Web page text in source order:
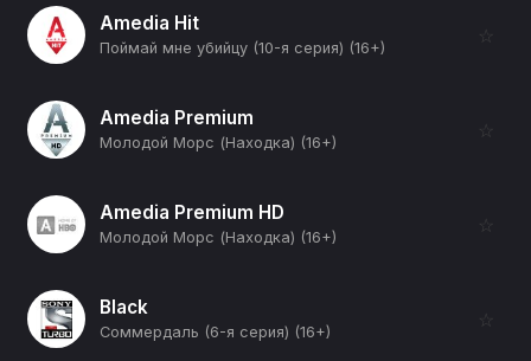
Amedia Hit
Поймай мне убийцу (10-я серия) (16+)
☆
Amedia Premium
Молодой Морс (Находка) (16+)
☆
Amedia Premium HD
Молодой Морс (Находка) (16+)
☆
Black
Соммердаль (6-я серия) (16+)
☆